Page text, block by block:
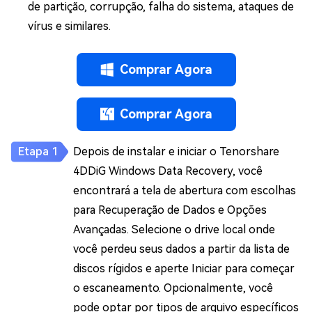
de partição, corrupção, falha do sistema, ataques de
vírus e similares.
Comprar Agora
Comprar Agora
Depois de instalar e iniciar o Tenorshare
4DDiG Windows Data Recovery, você
encontrará a tela de abertura com escolhas
para Recuperação de Dados e Opções
Avançadas. Selecione o drive local onde
você perdeu seus dados a partir da lista de
discos rígidos e aperte Iniciar para começar
o escaneamento. Opcionalmente, você
pode optar por tipos de arquivo específicos